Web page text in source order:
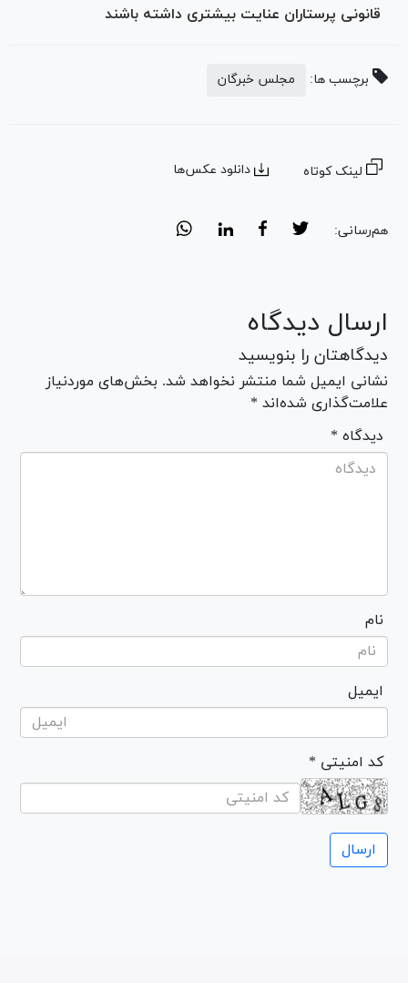
قانونی پرستاران عنایت بیشتری داشته باشند
برچسب ها: مجلس خبرگان
لینک کوتاه دانلود عکس‌ها
هم‌رسانی:
ارسال دیدگاه
دیدگاهتان را بنویسید
نشانی ایمیل شما منتشر نخواهد شد. بخش‌های موردنیاز
علامت‌گذاری شده‌اند *
* دیدگاه
نام
ایمیل
* کد امنیتی